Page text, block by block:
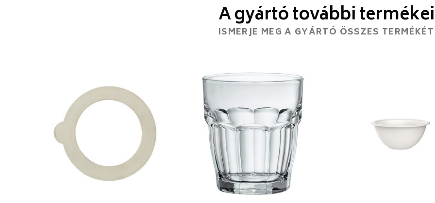
A gyártó további termékei
ISMERJE MEG A GYÁRTÓ ÖSSZES TERMÉKÉT